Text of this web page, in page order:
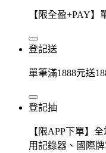
【限全盈+PAY】
登記送
單筆滿1888元送
登記抽
【限APP下單】
用記錄器、國際